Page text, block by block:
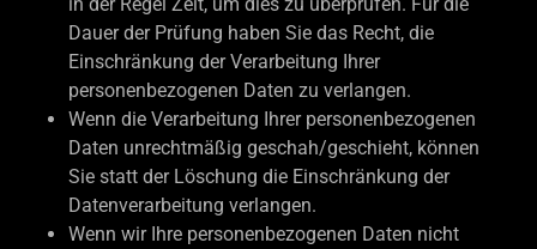
Dauer der Prüfung haben Sie das Recht, die
Einschränkung der Verarbeitung Ihrer
personenbezogenen Daten zu verlangen.
Wenn die Verarbeitung Ihrer personenbezogenen
Daten unrechtmäßig geschah/geschieht, können
Sie statt der Löschung die Einschränkung der
Datenverarbeitung verlangen.
Wenn wir Ihre personenbezogenen Daten nicht